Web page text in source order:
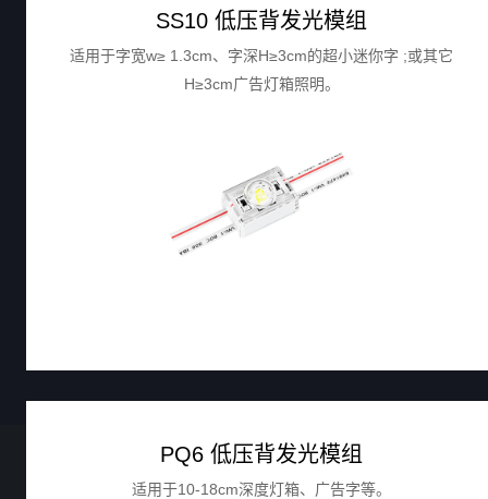
SS10 低压背发光模组
适用于字宽w≥ 1.3cm、字深H≥3cm的超小迷你字 ;或其它
H≥3cm广告灯箱照明。
PQ6 低压背发光模组
适用于10-18cm深度灯箱、广告字等。